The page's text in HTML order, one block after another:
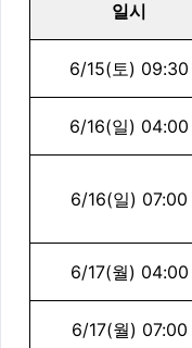
일시
6/15(토) 09:30
6/16(일) 04:00
6/16(일) 07:00
6/17(월) 04:00
6/17(월) 07:00